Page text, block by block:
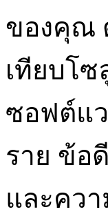
ของคุณ
เทียบโ
ซอฟต์แ
ราย ข้อ
และคว